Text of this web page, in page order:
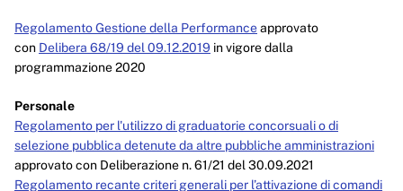
Regolamento Gestione della Performanceapprovato
con Delibera 68/19 del 09.12.2019 in vigore dalla
programmazione 2020
Personale
Regolamento per l'utilizzo di graduatorie concorsuali o di
selezione pubblica detenute da altre pubbliche amministrazioni
approvato con Deliberazione n. 61/21 del 30.09.2021
Regolamento recante criteri generali per l’attivazione di comandi